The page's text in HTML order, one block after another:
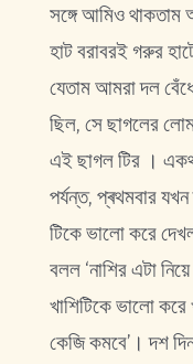
সঙ্গে আমিও
হাট বরাবরই গরুর
যেতাম আমরা দল
ছিল, সে ছাগলের
এই ছাগল টির ।
পর্যন্ত, প্ৰথমবার
টিকে ভালো করে
বলল ‘নাশির এটা
খাশিটিকে ভালো
কেজি কমবে’। দশ